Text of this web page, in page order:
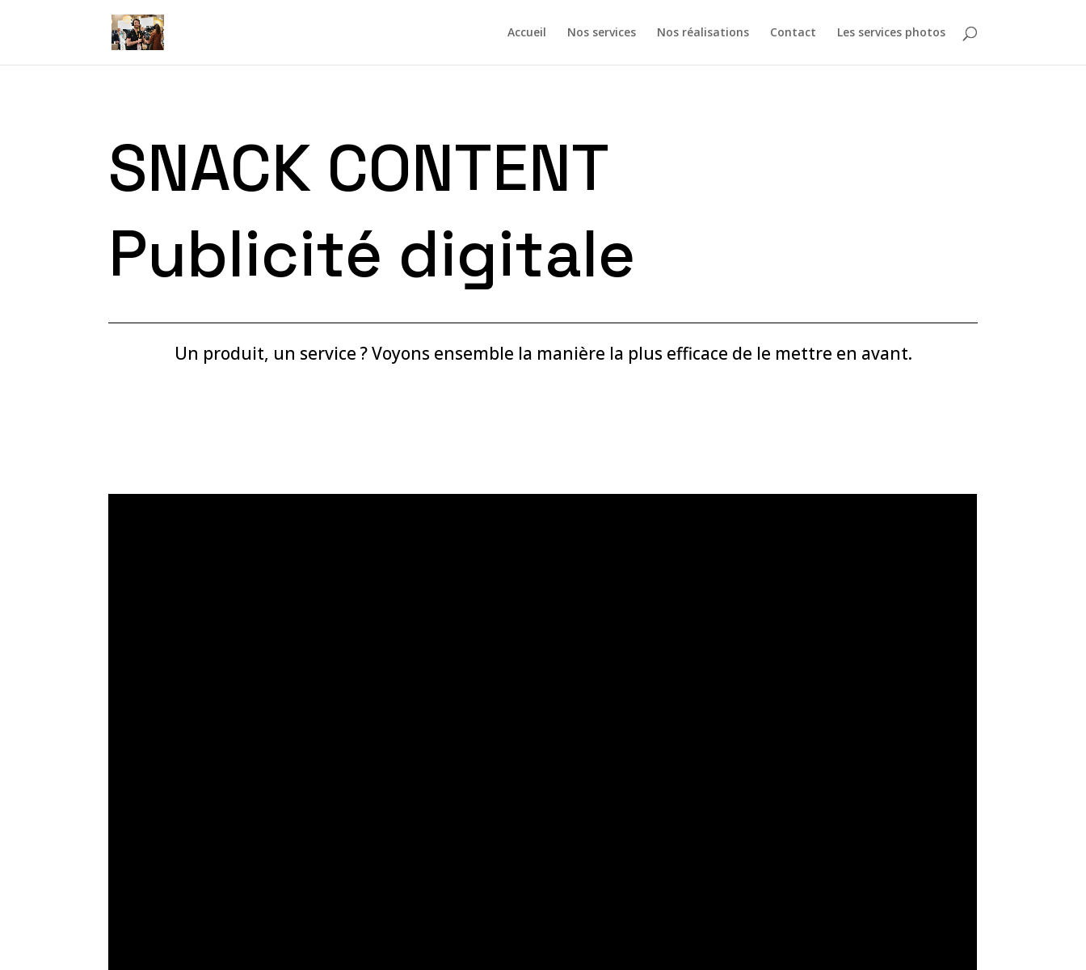
Accueil Nos services Nos réalisations Contact Les services photos
SNACK CONTENT
Publicité digitale
Un produit, un service ? Voyons ensemble la manière la plus efficace de le mettre en avant.